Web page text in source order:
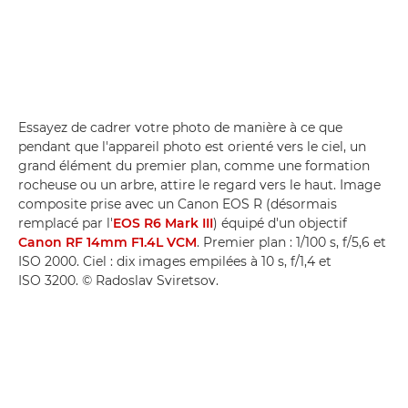
Essayez de cadrer votre photo de manière à ce que
pendant que l'appareil photo est orienté vers le ciel, un
grand élément du premier plan, comme une formation
rocheuse ou un arbre, attire le regard vers le haut. Image
composite prise avec un Canon EOS R (désormais
remplacé par l'EOS R6 Mark III) équipé d'un objectif
Canon RF 14mm F1.4L VCM. Premier plan : 1/100 s, f/5,6 et
ISO 2000. Ciel : dix images empilées à 10 s, f/1,4 et
ISO 3200. © Radoslav Sviretsov.